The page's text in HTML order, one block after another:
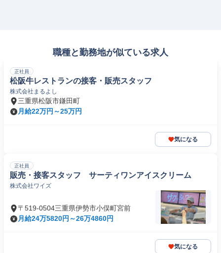
職種と勤務地が似ている求人
正社員
松阪牛レストランの接客・販売スタッフ
株式会社まるよし
三重県松阪市鎌田町
月給22万円～25万円
気になる
正社員
販売・接客スタッフ サーティワンアイスクリーム
株式会社ワイズ
〒519-0504三重県伊勢市小俣町宮前
月給24万5820円～26万4860円
気になる